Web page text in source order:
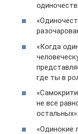
«Когда
где ты в
не все
остальных».
«Одинокие